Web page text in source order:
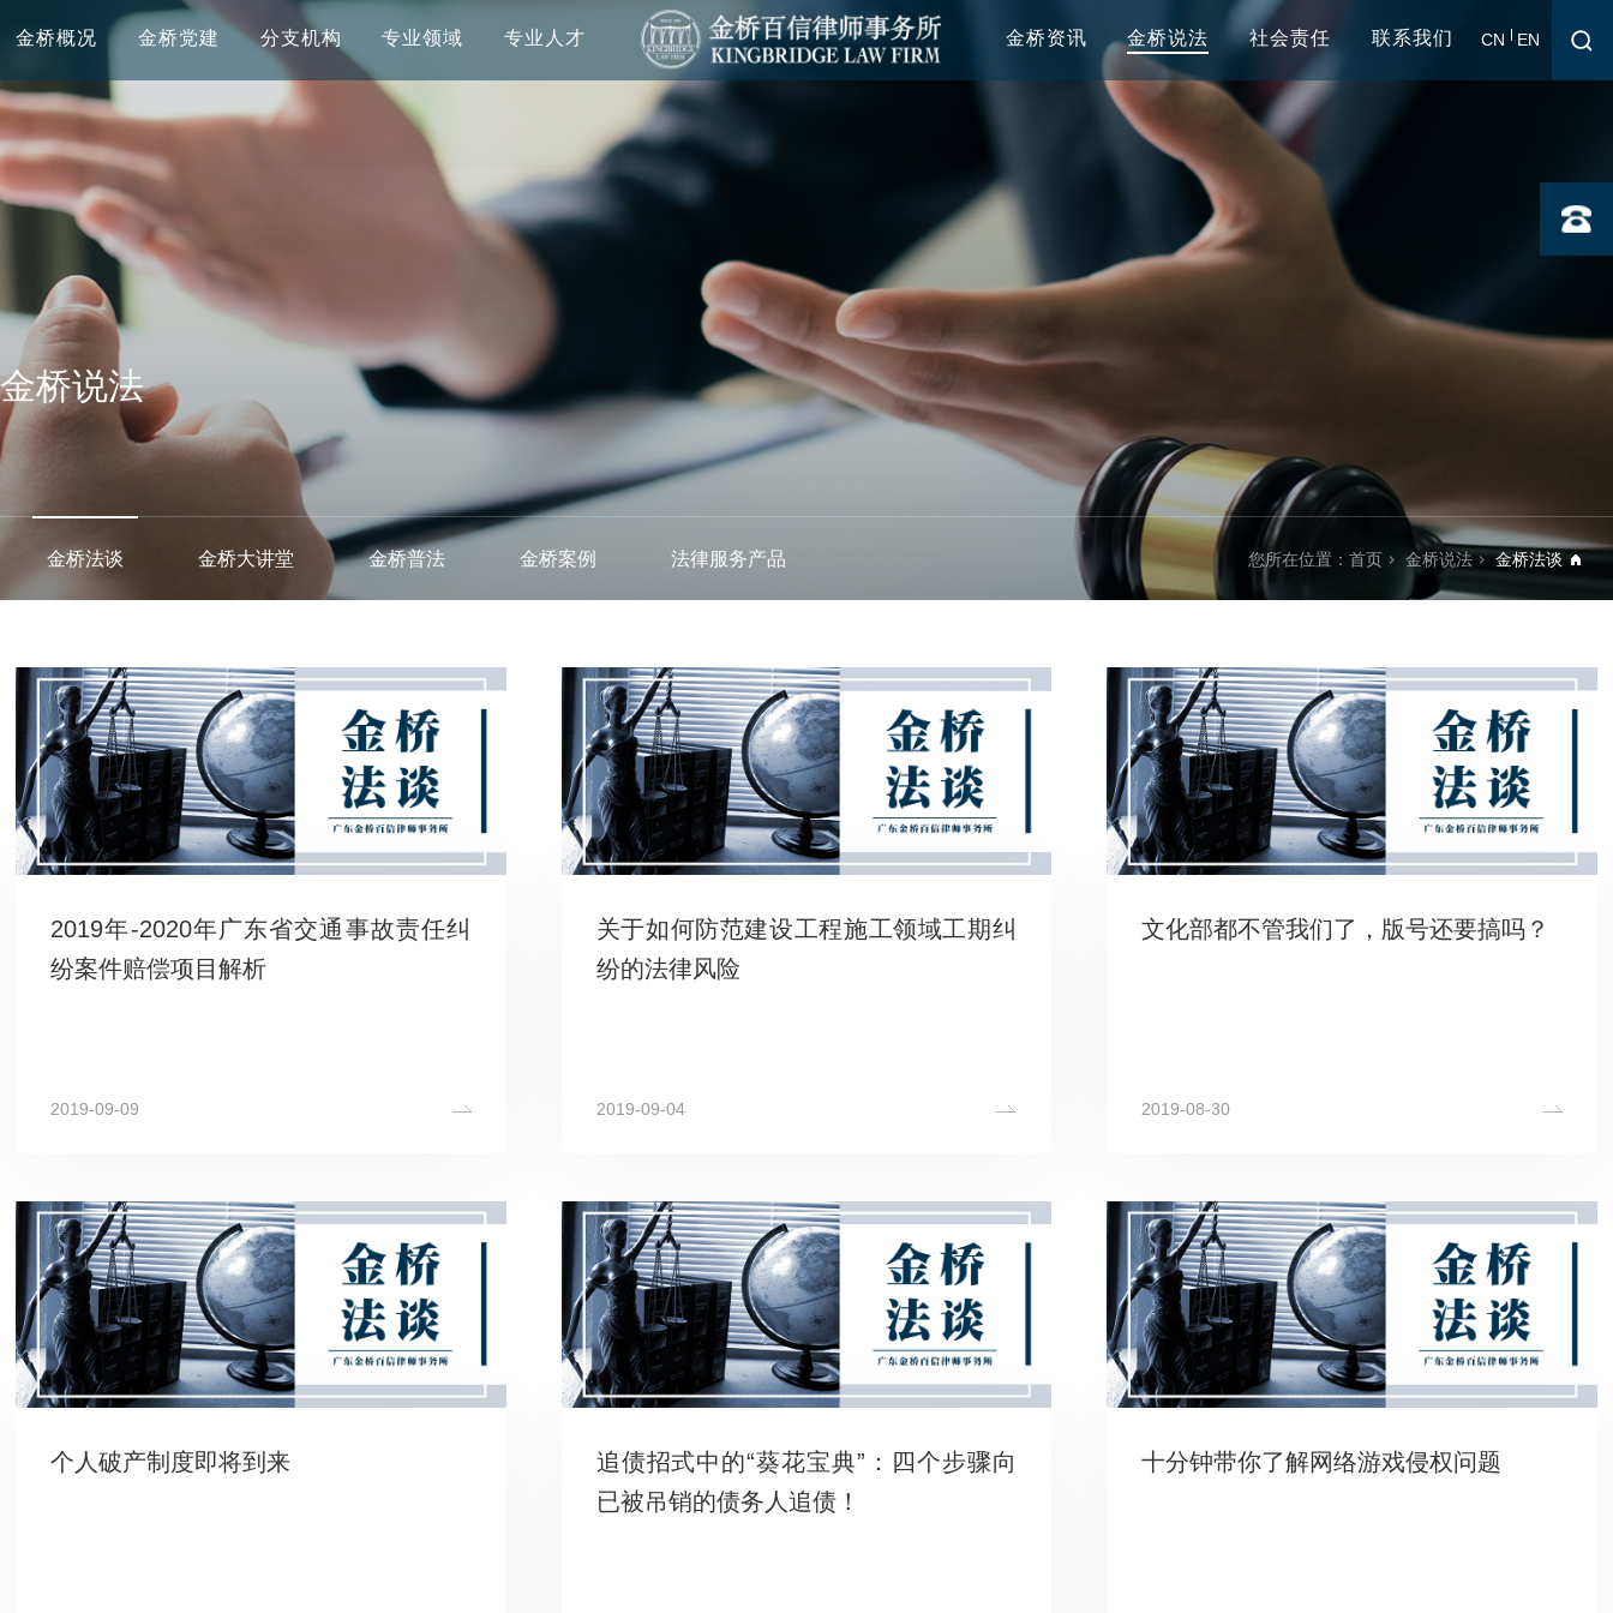
金桥概况 金桥党建 分支机构 专业领域 专业人才 金桥资讯 金桥说法 社会责任 联系我们 CN EN
金桥说法
金桥法谈 金桥大讲堂 金桥普法 金桥案例 法律服务产品 您所在位置：首页 金桥说法 金桥法谈
2019年-2020年广东省交通事故责任纠
纷案件赔偿项目解析
2019-09-09
关于如何防范建设工程施工领域工期纠
纷的法律风险
2019-09-04
文化部都不管我们了，版号还要搞吗？
2019-08-30
个人破产制度即将到来
追债招式中的“葵花宝典”：四个步骤向
已被吊销的债务人追债！
十分钟带你了解网络游戏侵权问题